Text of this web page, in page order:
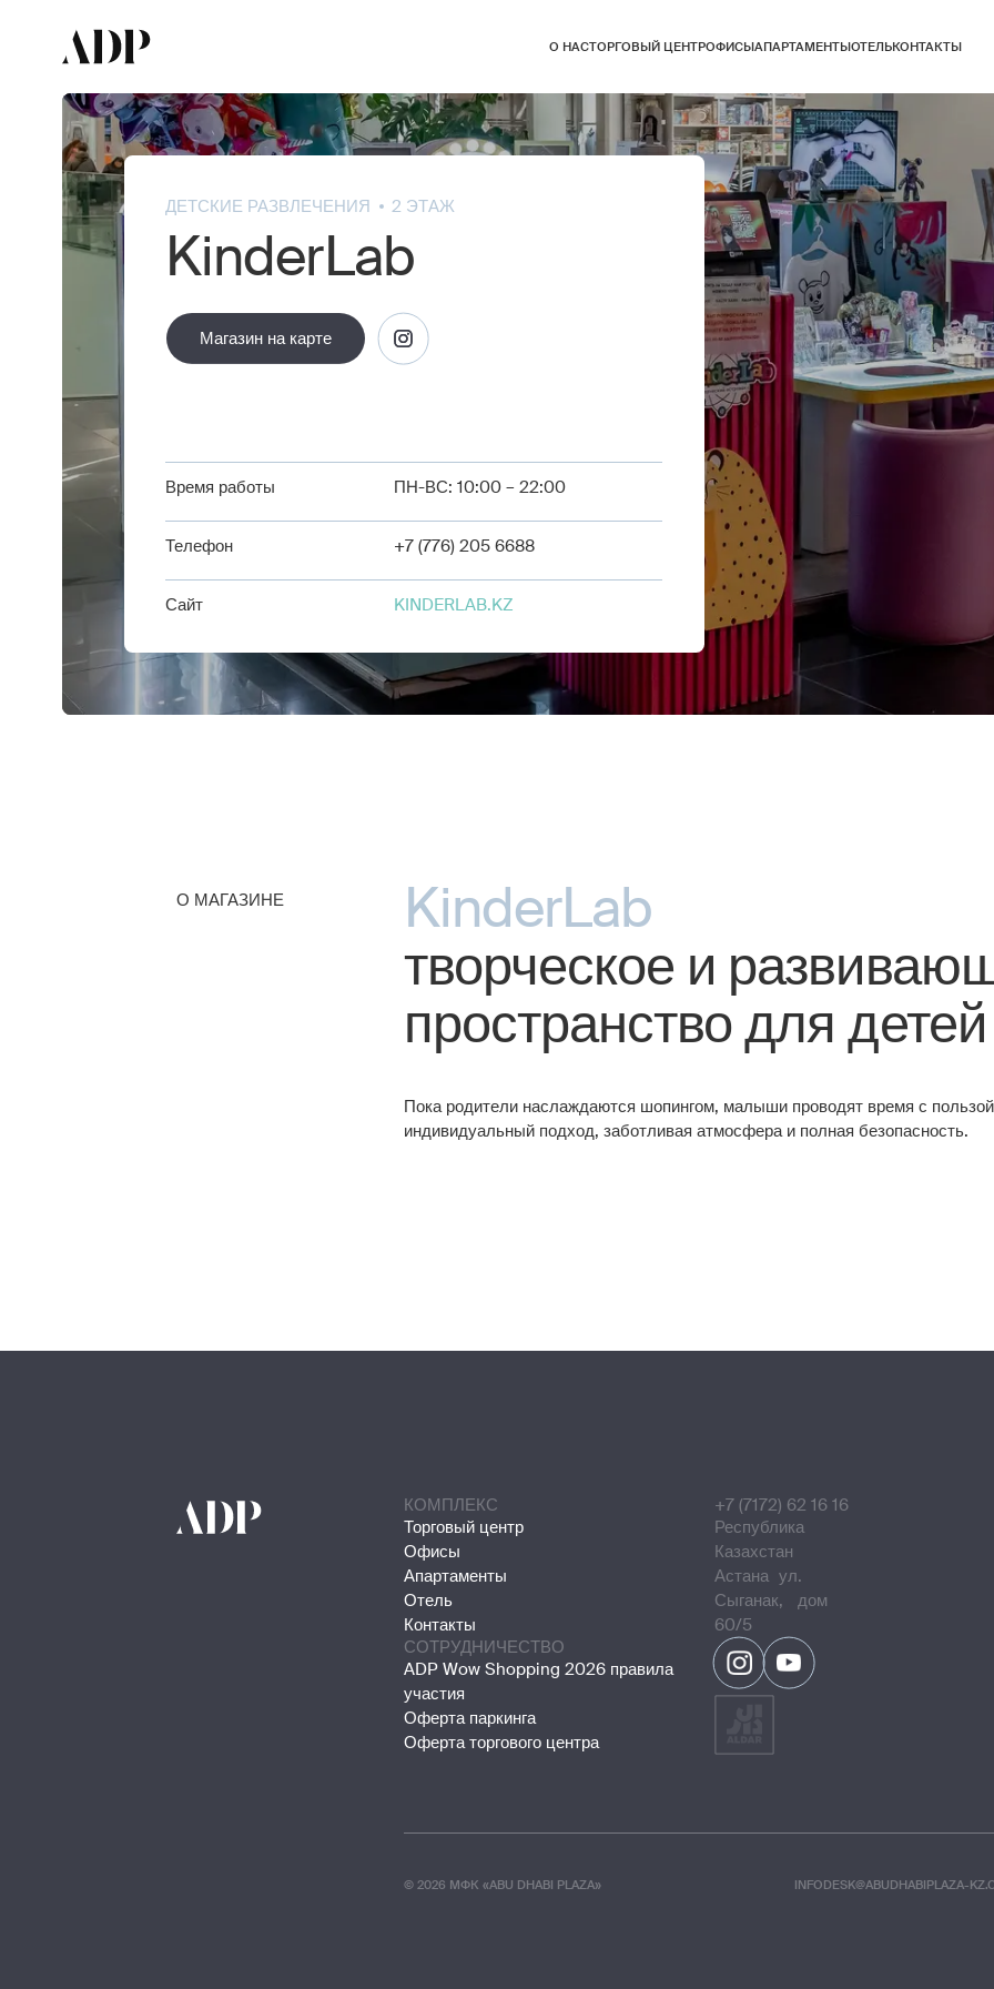
О НАСТОРГОВЫЙ ЦЕНТРОФИСЫАПАРТАМЕНТЫОТЕЛЬКОНТАКТЫ
ДЕТСКИЕ РАЗВЛЕЧЕНИЯ 2 ЭТАЖ
KinderLab
Магазин на карте
Время работы ПН-ВС: 10:00 – 22:00
Телефон +7 (776) 205 6688
Сайт KINDERLAB.KZ
О МАГАЗИНЕ
KinderLab
творческое и
пространство для детей
Пока родители наслаждаются шопингом, малыши проводят время с
индивидуальный подход, заботливая атмосфера и полная безопасность.
КОМПЛЕКС
Торговый центр
Офисы
Апартаменты
Отель
Контакты
СОТРУДНИЧЕСТВО
ADP Wow Shopping 2026 правила
участия
Оферта паркинга
Оферта торгового центра
+7 (7172) 62 16 16
Республика
Казахстан
Астана ул.
Сыганак, дом
60/5
© 2026 МФК «ABU DHABI PLAZA» INFODESK@ABUDHABIPLAZA-